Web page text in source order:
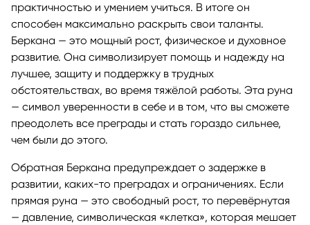
практичностью и умением учиться. В итоге он
способен максимально раскрыть свои таланты.
Беркана — это мощный рост, физическое и духовное
развитие. Она символизирует помощь и надежду на
лучшее, защиту и поддержку в трудных
обстоятельствах, во время тяжёлой работы. Эта руна
— символ уверенности в себе и в том, что вы сможете
преодолеть все преграды и стать гораздо сильнее,
чем были до этого.
Обратная Беркана предупреждает о задержке в
развитии, каких-то преградах и ограничениях. Если
прямая руна — это свободный рост, то перевёрнутая
— давление, символическая «клетка», которая мешает